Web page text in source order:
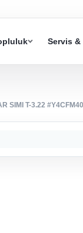
Servis &
SIMI T-3.22